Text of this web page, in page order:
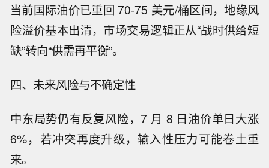
当前国际油价已重回 70-75 美元/桶区间，地缘风
险溢价基本出清，市场交易逻辑正从“战时供给短
缺”转向“供需再平衡”。
四、未来风险与不确定性
中东局势仍有反复风险，7 月 8 日油价单日大涨
6%，若冲突再度升级，输入性压力可能卷土重
来。